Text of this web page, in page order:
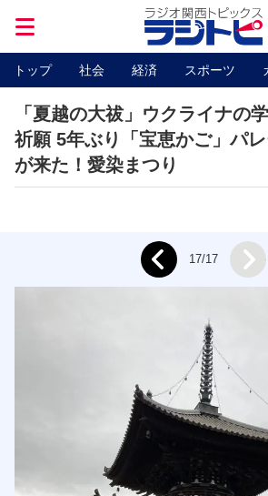
トップ 社会 経済 スポーツ
「夏越の大祓」ウクライナの
祈願 5年ぶり「宝恵かご」パ
が来た！愛染まつり
Prev 17/17